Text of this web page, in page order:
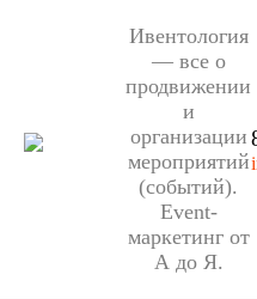
Ивентология
— все о
продвижении
и
организации
мероприятий
(событий).
Event-
маркетинг от
А до Я.